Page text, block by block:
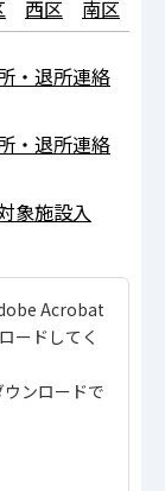
西区 南区
・退所連絡
・退所連絡
象施設入
Acrobat
ードしてく
ンロードで